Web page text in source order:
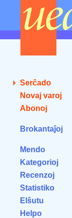
Serĉado
Novaj varoj
Abonoj
Brokantaĵoj
Mendo
Kategorioj
Recenzoj
Statistiko
Elŝutu
Helpo